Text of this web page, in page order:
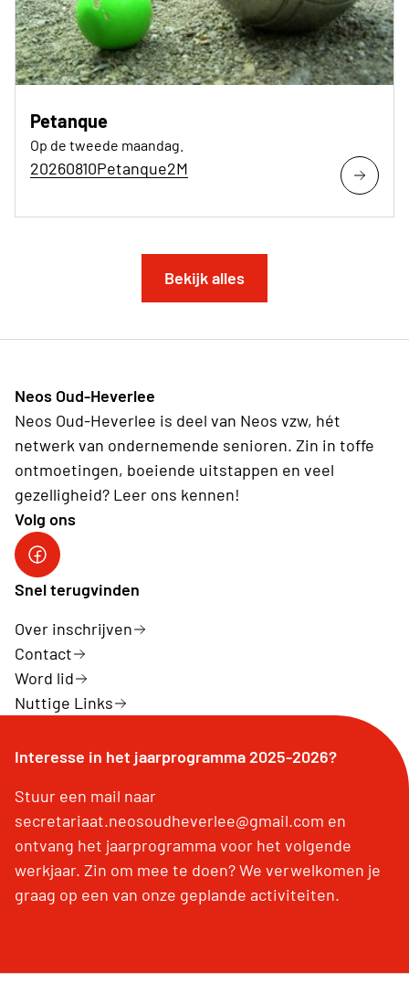
Petanque
Op de tweede maandag.
20260810Petanque2M
Bekijk alles
Neos Oud-Heverlee
Neos Oud-Heverlee is deel van Neos vzw, hét
netwerk van ondernemende senioren. Zin in toffe
ontmoetingen, boeiende uitstappen en veel
gezelligheid? Leer ons kennen!
Volg ons
Facebook
Snel terugvinden
Over inschrijven
Contact
Word lid
Nuttige Links
Interesse in het jaarprogramma 2025-2026?
Stuur een mail naar
secretariaat.neosoudheverlee@gmail.com en
ontvang het jaarprogramma voor het volgende
werkjaar. Zin om mee te doen? We verwelkomen je
graag op een van onze geplande activiteiten.